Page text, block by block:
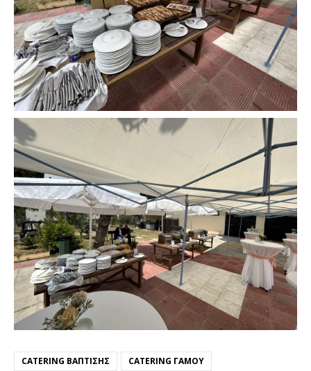
CATERING ΒΆΠΤΙΣΗΣ
CATERING ΓΆΜΟΥ